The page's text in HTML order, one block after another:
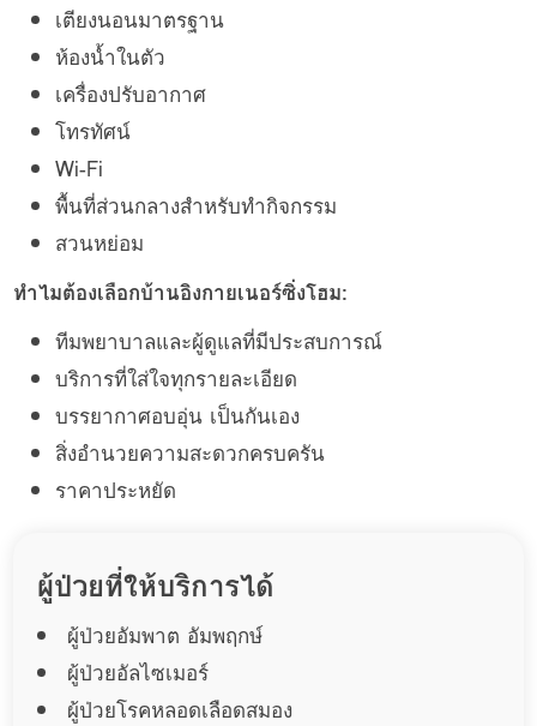
เตียงนอนมาตรฐาน
ห้องน้ำในตัว
เครื่องปรับอากาศ
โทรทัศน์
Wi-Fi
พื้นที่ส่วนกลางสำหรับทำกิจกรรม
สวนหย่อม
ทำไมต้องเลือกบ้านอิงกายเนอร์ซิ่งโฮม:
ทีมพยาบาลและผู้ดูแลที่มีประสบการณ์
บริการที่ใส่ใจทุกรายละเอียด
บรรยากาศอบอุ่น เป็นกันเอง
สิ่งอำนวยความสะดวกครบครัน
ราคาประหยัด
ผู้ป่วยที่ให้บริการได้
ผู้ป่วยอัมพาต อัมพฤกษ์
ผู้ป่วยอัลไซเมอร์
ผู้ป่วยโรคหลอดเลือดสมอง